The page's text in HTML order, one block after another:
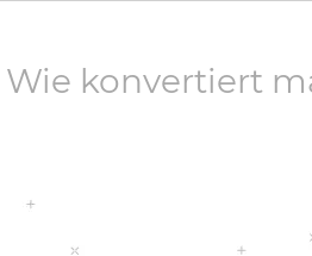
Wie konvertiert